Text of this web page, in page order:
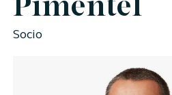
Pimentel
Socio